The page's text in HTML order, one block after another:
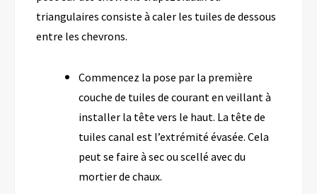
triangulaires consiste à caler les tuiles de dessous
entre les chevrons.
Commencez la pose par la première
couche de tuiles de courant en veillant à
installer la tête vers le haut. La tête de
tuiles canal est l’extrémité évasée. Cela
peut se faire à sec ou scellé avec du
mortier de chaux.